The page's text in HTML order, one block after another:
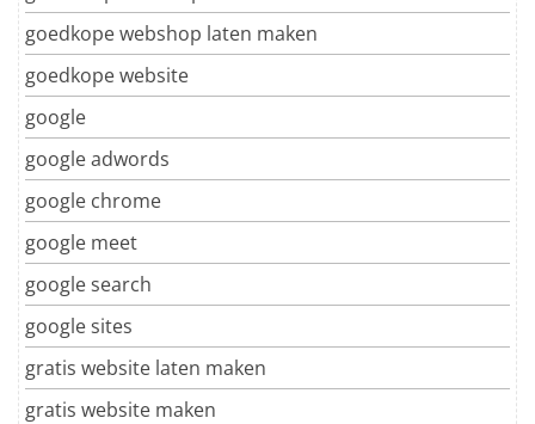
goedkope webshop laten maken
goedkope website
google
google adwords
google chrome
google meet
google search
google sites
gratis website laten maken
gratis website maken